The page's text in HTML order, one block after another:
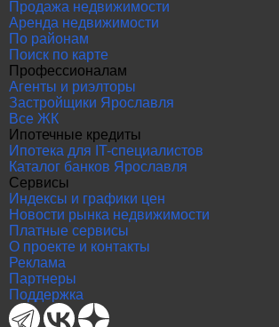
Продажа недвижимости
Аренда недвижимости
По районам
Поиск по карте
Профессионалам
Агенты и риэлторы
Застройщики Ярославля
Все ЖК
Ипотечные кредиты
Ипотека для IT-специалистов
Каталог банков Ярославля
Сервисы
Индексы и графики цен
Новости рынка недвижимости
Платные сервисы
О проекте и контакты
Реклама
Партнеры
Поддержка